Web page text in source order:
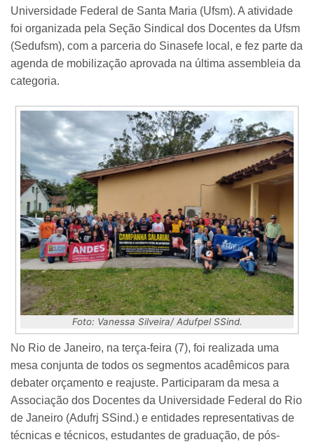
Universidade Federal de Santa Maria (Ufsm). A atividade
foi organizada pela Seção Sindical dos Docentes da Ufsm
(Sedufsm), com a parceria do Sinasefe local, e fez parte da
agenda de mobilização aprovada na última assembleia da
categoria.
Foto: Vanessa Silveira/ Adufpel SSind.
No Rio de Janeiro, na terça-feira (7), foi realizada uma
mesa conjunta de todos os segmentos acadêmicos para
debater orçamento e reajuste. Participaram da mesa a
Associação dos Docentes da Universidade Federal do Rio
de Janeiro (Adufrj SSind.) e entidades representativas de
técnicas e técnicos, estudantes de graduação, de pós-